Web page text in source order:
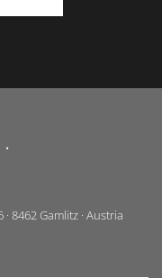
·
· 8462Gamlitz · Austria